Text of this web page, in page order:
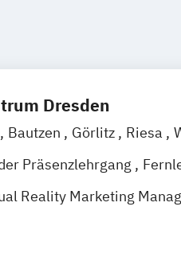
Dresden
Bautzen Görlitz Riesa
Online
Präsenzlehrgang
Reality Marketing